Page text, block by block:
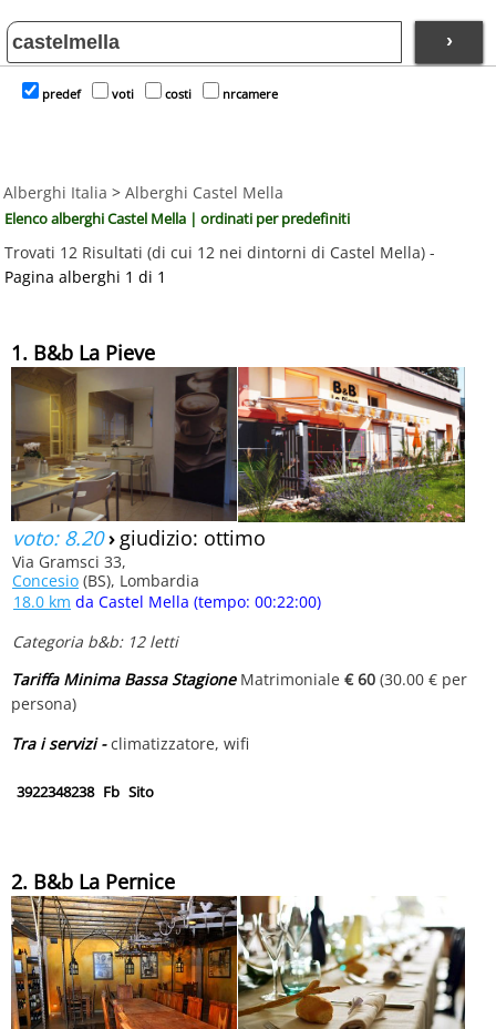
›
predef voti costi nrcamere
Alberghi Italia > Alberghi Castel Mella
Elenco alberghi Castel Mella | ordinati per predefiniti
Trovati 12 Risultati (di cui 12 nei dintorni di Castel Mella) -
Pagina alberghi 1 di 1
1. B&b La Pieve
voto: 8.20› giudizio: ottimo
Via Gramsci 33,
Concesio (BS), Lombardia
18.0 km da Castel Mella (tempo: 00:22:00)
Categoria b&b: 12 letti
Tariffa Minima Bassa StagioneMatrimoniale € 60 (30.00 € per
persona)
Tra i servizi -climatizzatore, wifi
3922348238 Fb Sito
2. B&b La Pernice